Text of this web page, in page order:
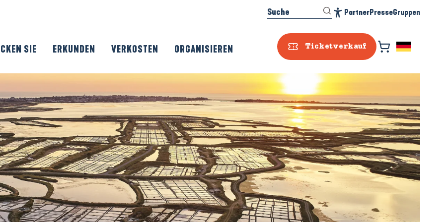
Ticketverkauf
Suche PartnerPresseGruppen
SIE ERKUNDEN VERKOSTEN ORGANISIEREN